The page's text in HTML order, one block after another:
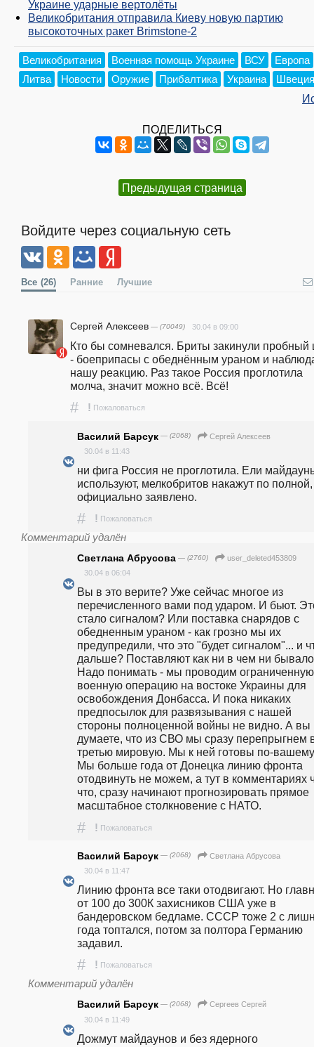
Украине ударные вертолёты
Великобритания отправила Киеву новую партию
высокоточных ракет Brimstone-2
Великобритания Военная помощь Украине ВСУ
Европа
Литва
Новости Оружие Прибалтика Украина Швеция
ПОДЕЛИТЬСЯ
Предыдущая страница
Войдите через социальную сеть
Все (26) Ранние Лучшие
Сергей Алексеев — (70049) 30.04 в 09:00
Кто бы сомневался. Бриты закинули пробный
- боеприпасы с обеднённым ураном и
нашу реакцию. Раз такое Россия проглотила
молча, значит можно всё. Всё!
# ! Пожаловаться
Василий Барсук — (2068)
Сергей Алексеев
30.04 в 11:43
ни фига Россия не проглотила. Ели
используют, мелкобритов накажут по полной,
официально заявлено.
# ! Пожаловаться
Комментарий удалён
Светлана Абрусова — (2760)
user_deleted453809
30.04 в 06:04
Вы в это верите? Уже сейчас многое из
перечисленного вами под ударом. И бьют.
стало сигналом? Или поставка снарядов с
обедненным ураном - как грозно мы их
предупредили, что это "будет сигналом"... и
дальше? Поставляют как ни в чем ни
Надо понимать - мы проводим ограниченную
военную операцию на востоке Украины для
освобождения Донбасса. И пока никаких
предпосылок для развязывания с нашей
стороны полноценной войны не видно. А вы
думаете, что из СВО мы сразу перепрыгнем
третью мировую. Мы к ней готовы по-
Мы больше года от Донецка линию фронта
отодвинуть не можем, а тут в комментариях
что, сразу начинают прогнозировать прямое
масштабное столкновение с НАТО.
# ! Пожаловаться
Василий Барсук — (2068)
Светлана Абрусова
30.04 в 11:47
Линию фронта все таки отодвигают. Но
от 100 до 300К захисников США уже в
бандеровском бедламе. СССР тоже 2 с
года топтался, потом за полтора Германию
задавил.
# ! Пожаловаться
Комментарий удалён
Василий Барсук — (2068)
Сергеев Сергей
30.04 в 11:49
Дожмут майдаунов и без ядерного